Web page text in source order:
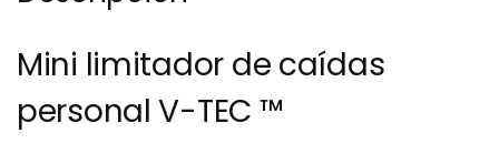
Mini limitador de caídas
personal V-TEC ™